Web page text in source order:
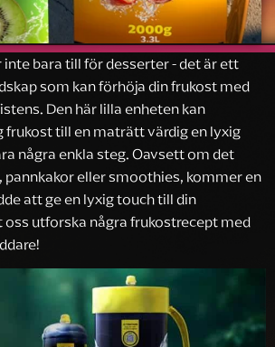
inte bara till för desserter - det är ett
som kan förhöja din frukost med
Den här lilla enheten kan
frukost till en maträtt värdig en lyxig
några enkla steg. Oavsett om det
eller smoothies, kommer en
att ge en lyxig touch till din
utforska några frukostrecept med